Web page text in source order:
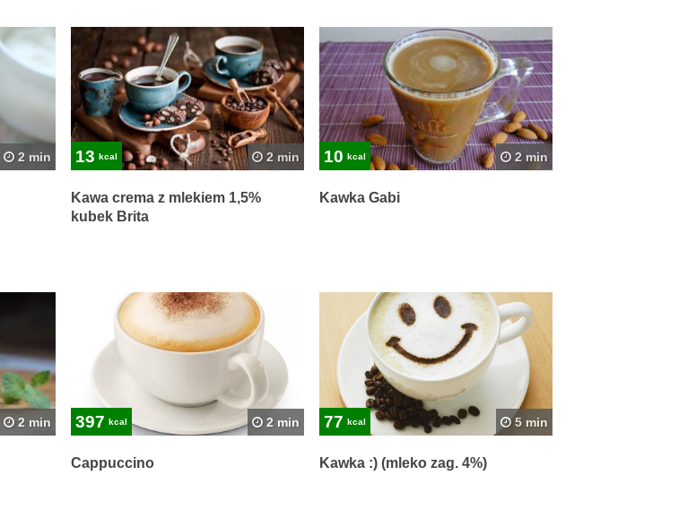
2 min 13 kcal 2 min
Kawa crema z mlekiem 1,5%
kubek Brita
10 kcal 2 min
Kawka Gabi
2 min 397 kcal 2 min
Cappuccino
77 kcal 5 min
Kawka :) (mleko zag. 4%)